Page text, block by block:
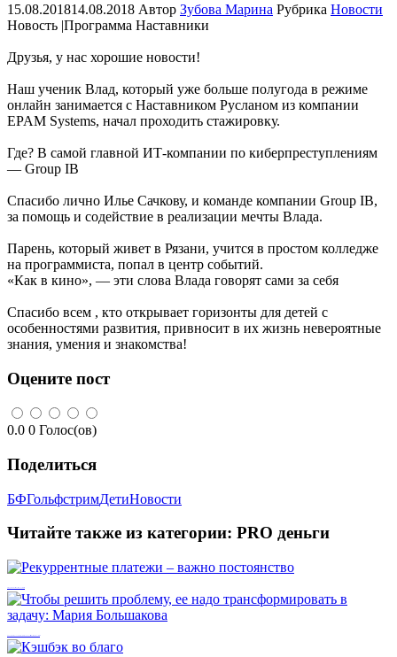
15.08.201814.08.2018 Автор Зубова Марина Рубрика Новости
Новость |Программа Наставники
Друзья, у нас хорошие новости!
Наш ученик Влад, который уже больше полугода в режиме
онлайн занимается с Наставником Русланом из компании
EPAM Systems, начал проходить стажировку.
Где? В самой главной ИТ-компании по киберпреступлениям
— Group IB
Спасибо лично Илье Сачкову, и команде компании Group IB,
за помощь и содействие в реализации мечты Влада.
Парень, который живет в Рязани, учится в простом колледже
на программиста, попал в центр событий.
«Как в кино», — эти слова Влада говорят сами за себя
Спасибо всем , кто открывает горизонты для детей с
особенностями развития, привносит в их жизнь невероятные
знания, умения и знакомства!
Оцените пост
0.0 0 Голос(ов)
Поделиться
БФГольфстримДетиНовости
Читайте также из категории: PRO деньги